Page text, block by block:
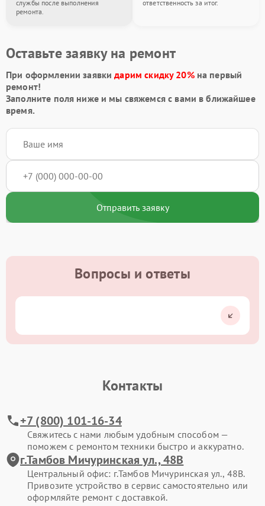
службы после выполнения
ремонта.
ответственность за итог.
Оставьте заявку на ремонт
При оформлении заявкидарим скидку 20%на первый
ремонт!
Заполните поля ниже и мы свяжемся с вами в ближайшее
время.
Отправить заявку
Вопросы и ответы
Контакты
+7 (800) 101-16-34
Свяжитесь с нами любым удобным способом —
поможем с ремонтом техники быстро и аккуратно.
г.Тамбов Мичуринская ул., 48В
Центральный офис: г.Тамбов Мичуринская ул., 48В.
Привозите устройство в сервис самостоятельно или
оформляйте ремонт с доставкой.